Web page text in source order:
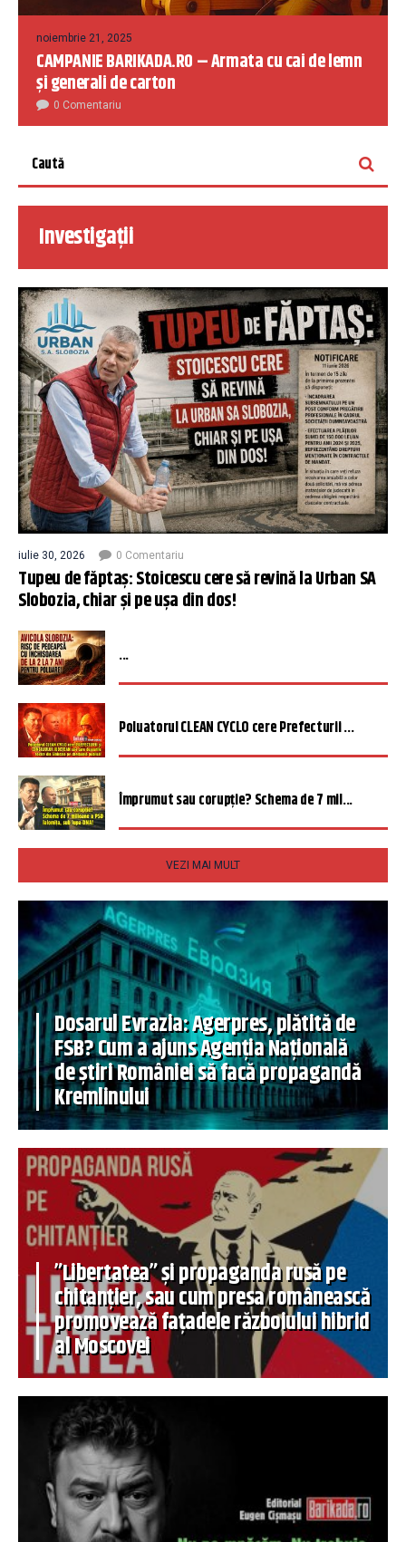
noiembrie 21, 2025
CAMPANIE BARIKADA.RO – Armata cu cai de lemn
și generali de carton
0 Comentariu
Investigații
iulie 30, 2026 0 Comentariu
Tupeu de făptaș: Stoicescu cere să revină la Urban SA
Slobozia, chiar și pe ușa din dos!
...
Poluatorul CLEAN CYCLO cere Prefecturii ...
Împrumut sau corupție? Schema de 7 mil...
VEZI MAI MULT
Dosarul Evrazia: Agerpres, plătită de
FSB? Cum a ajuns Agenția Națională
de știri României să facă propagandă
Kremlinului
”Libertatea” și propaganda rusă pe
chitanțier, sau cum presa românească
promovează fațadele războiului hibrid
al Moscovei